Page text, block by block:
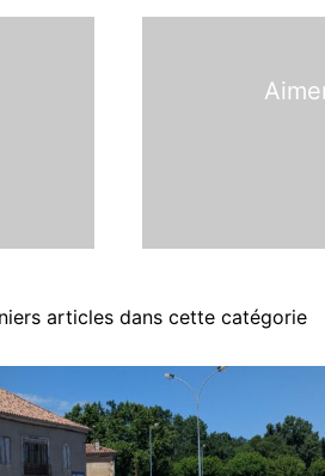
articles dans cette catégorie